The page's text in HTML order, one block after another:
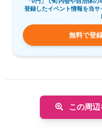
登録したイベント情報を当
無料で登
この周